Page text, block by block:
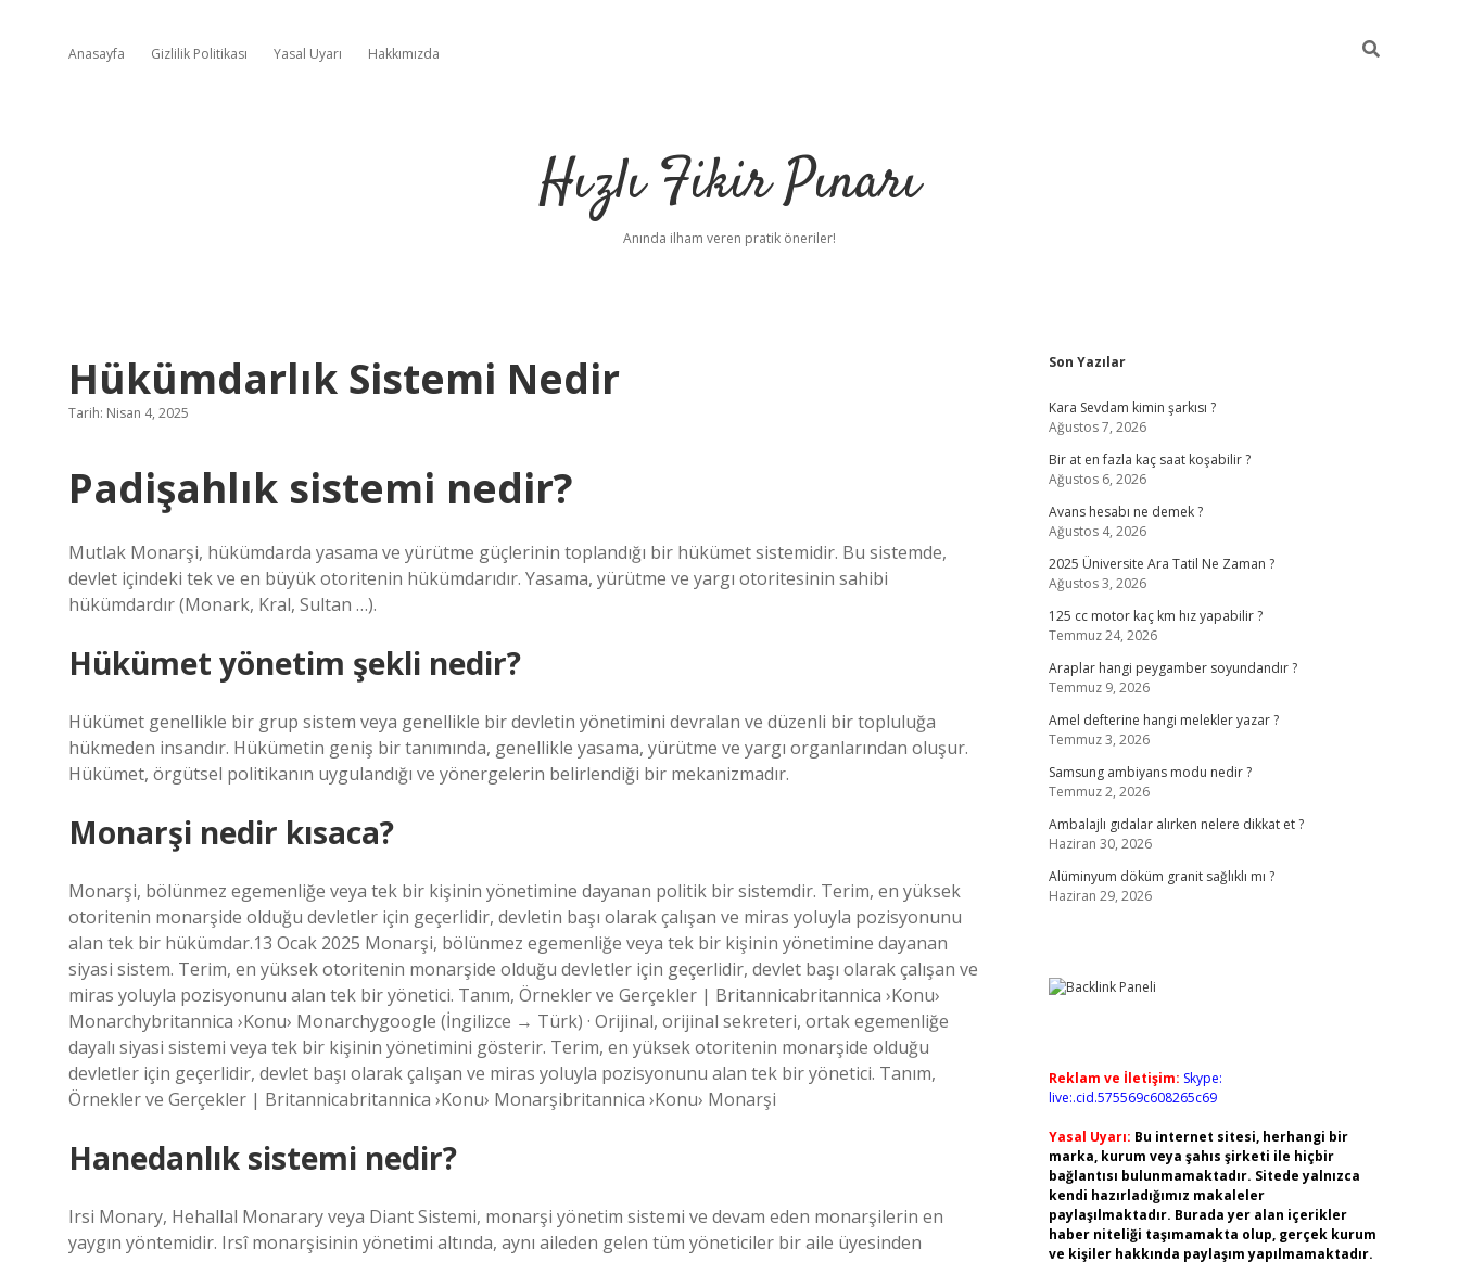
Anasayfa Gizlilik Politikası Yasal Uyarı Hakkımızda
Hızlı Fikir Pınarı
Anında ilham veren pratik öneriler!
Hükümdarlık Sistemi Nedir
Tarih: Nisan 4, 2025
Padişahlık sistemi nedir?
Mutlak Monarşi, hükümdarda yasama ve yürütme güçlerinin toplandığı bir hükümet sistemidir. Bu sistemde,
devlet içindeki tek ve en büyük otoritenin hükümdarıdır. Yasama, yürütme ve yargı otoritesinin sahibi
hükümdardır (Monark, Kral, Sultan …).
Hükümet yönetim şekli nedir?
Hükümet genellikle bir grup sistem veya genellikle bir devletin yönetimini devralan ve düzenli bir topluluğa
hükmeden insandır. Hükümetin geniş bir tanımında, genellikle yasama, yürütme ve yargı organlarından oluşur.
Hükümet, örgütsel politikanın uygulandığı ve yönergelerin belirlendiği bir mekanizmadır.
Monarşi nedir kısaca?
Monarşi, bölünmez egemenliğe veya tek bir kişinin yönetimine dayanan politik bir sistemdir. Terim, en yüksek
otoritenin monarşide olduğu devletler için geçerlidir, devletin başı olarak çalışan ve miras yoluyla pozisyonunu
alan tek bir hükümdar.13 Ocak 2025 Monarşi, bölünmez egemenliğe veya tek bir kişinin yönetimine dayanan
siyasi sistem. Terim, en yüksek otoritenin monarşide olduğu devletler için geçerlidir, devlet başı olarak çalışan ve
miras yoluyla pozisyonunu alan tek bir yönetici. Tanım, Örnekler ve Gerçekler | Britannicabritannica ›Konu›
Monarchybritannica ›Konu› Monarchygoogle (İngilizce → Türk) · Orijinal, orijinal sekreteri, ortak egemenliğe
dayalı siyasi sistemi veya tek bir kişinin yönetimini gösterir. Terim, en yüksek otoritenin monarşide olduğu
devletler için geçerlidir, devlet başı olarak çalışan ve miras yoluyla pozisyonunu alan tek bir yönetici. Tanım,
Örnekler ve Gerçekler | Britannicabritannica ›Konu› Monarşibritannica ›Konu› Monarşi
Hanedanlık sistemi nedir?
Irsi Monary, Hehallal Monarary veya Diant Sistemi, monarşi yönetim sistemi ve devam eden monarşilerin en
yaygın yöntemidir. Irsî monarşisinin yönetimi altında, aynı aileden gelen tüm yöneticiler bir aile üyesinden
Sidebar
Son Yazılar
Kara Sevdam kimin şarkısı ?
Ağustos 7, 2026
Bir at en fazla kaç saat koşabilir ?
Ağustos 6, 2026
Avans hesabı ne demek ?
Ağustos 4, 2026
2025 Üniversite Ara Tatil Ne Zaman ?
Ağustos 3, 2026
125 cc motor kaç km hız yapabilir ?
Temmuz 24, 2026
Araplar hangi peygamber soyundandır ?
Temmuz 9, 2026
Amel defterine hangi melekler yazar ?
Temmuz 3, 2026
Samsung ambiyans modu nedir ?
Temmuz 2, 2026
Ambalajlı gıdalar alırken nelere dikkat et ?
Haziran 30, 2026
Alüminyum döküm granit sağlıklı mı ?
Haziran 29, 2026
Reklam ve İletişim: Skype:
live:.cid.575569c608265c69
Yasal Uyarı: Bu internet sitesi, herhangi bir
marka, kurum veya şahıs şirketi ile hiçbir
bağlantısı bulunmamaktadır. Sitede yalnızca
kendi hazırladığımız makaleler
paylaşılmaktadır. Burada yer alan içerikler
haber niteliği taşımamakta olup, gerçek kurum
ve kişiler hakkında paylaşım yapılmamaktadır.